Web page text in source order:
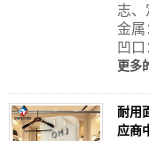
志、
金属
凹
更多
耐用
应商